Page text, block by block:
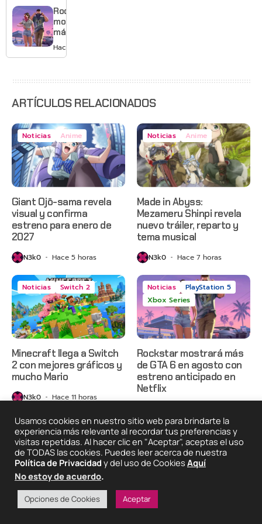
y mucho
Mario
Rockstar
mostrará
más de
GTA 6 en
agosto
Hace 1 día
ARTÍCULOS RELACIONADOS
Noticias Anime
Giant Ojō-sama revela
visual y confirma
estreno para enero de
2027
N3k0 Hace 5 horas
Noticias Anime
Made in Abyss:
Mezameru Shinpi revela
nuevo tráiler, reparto y
tema musical
N3k0 Hace 7 horas
Noticias Switch 2
Minecraft llega a Switch
2 con mejores gráficos y
mucho Mario
N3k0 Hace 11 horas
Noticias
PlayStation 5
Xbox Series
Rockstar mostrará más
de GTA 6 en agosto con
estreno anticipado en
Netflix
2025 © Degeneraciónx.com | Anime, Games & Nothing
Else
Quiénes
Somos
Condiciones De
Uso
Usamos cookies en nuestro sitio web para brindarte la
experiencia más relevante al recordar tus preferencias y
visitas repetidas. Al hacer clic en "Aceptar", aceptas el uso
de TODAS las cookies. Puedes leer acerca de nuestra
Política de Privacidad y del uso de Cookies Aquí
No estoy de acuerdo.
Opciones de Cookies Aceptar